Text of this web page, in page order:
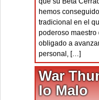
hemos
tradicional en el
poderoso maestro
obligado a
personal, […]
War
lo Malo